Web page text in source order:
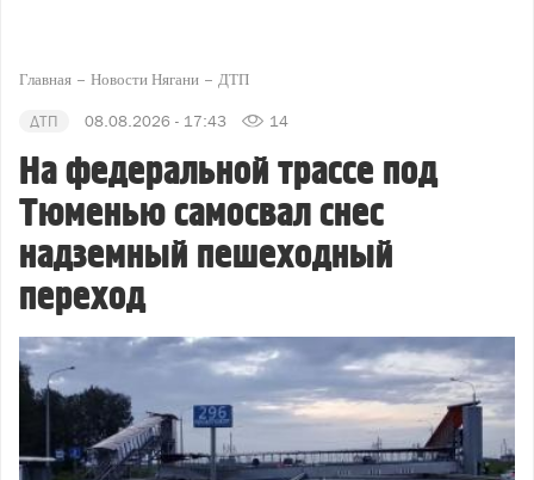
Главная Новости Нягани ДТП
ДТП 08.08.2026 - 17:43 14
На федеральной трассе под
Тюменью самосвал снес
надземный пешеходный
переход